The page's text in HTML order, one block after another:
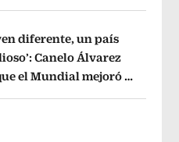
diferente, un país
Canelo Álvarez
el Mundial mejoró la